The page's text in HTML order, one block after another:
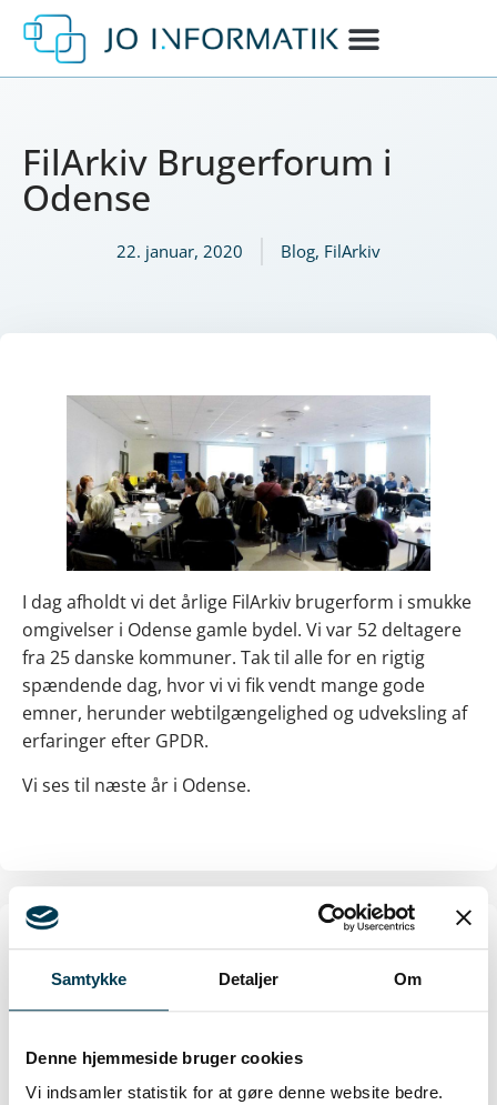
Samtykke Detaljer Om
Denne hjemmeside bruger cookies
Vi indsamler statistik for at gøre denne website bedre.
FilArkiv Brugerforum i
Odense
22. januar, 2020 Blog, FilArkiv
I dag afholdt vi det årlige FilArkiv brugerform i smukke
omgivelser i Odense gamle bydel. Vi var 52 deltagere
fra 25 danske kommuner. Tak til alle for en rigtig
spændende dag, hvor vi vi fik vendt mange gode
emner, herunder webtilgængelighed og udveksling af
erfaringer efter GPDR.
Vi ses til næste år i Odense.
Jesper Olsen
Jesper er stifter og direktør i JO
Informatik ApS. Jesper er virksomhedens
softwareløsninger siden 1988. Har du et
udviklingsprojekt eller spørgsmål til